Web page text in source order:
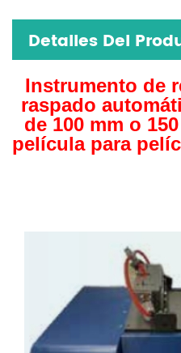
Detalles Del
Instrumento de
raspado
de 100 mm o
película para